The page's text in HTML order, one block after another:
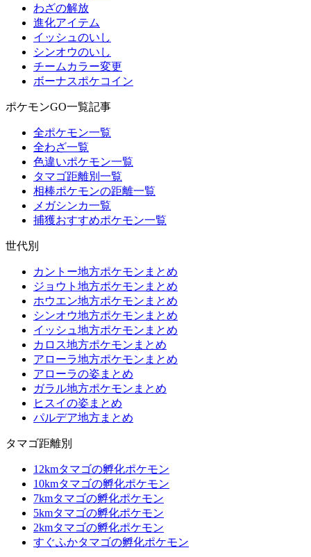
わざの解放
進化アイテム
イッシュのいし
シンオウのいし
チームカラー変更
ボーナスポケコイン
ポケモンGO一覧記事
全ポケモン一覧
全わざ一覧
色違いポケモン一覧
タマゴ距離別一覧
相棒ポケモンの距離一覧
メガシンカ一覧
捕獲おすすめポケモン一覧
世代別
カントー地方ポケモンまとめ
ジョウト地方ポケモンまとめ
ホウエン地方ポケモンまとめ
シンオウ地方ポケモンまとめ
イッシュ地方ポケモンまとめ
カロス地方ポケモンまとめ
アローラ地方ポケモンまとめ
アローラの姿まとめ
ガラル地方ポケモンまとめ
ヒスイの姿まとめ
パルデア地方まとめ
タマゴ距離別
12kmタマゴの孵化ポケモン
10kmタマゴの孵化ポケモン
7kmタマゴの孵化ポケモン
5kmタマゴの孵化ポケモン
2kmタマゴの孵化ポケモン
すぐふかタマゴの孵化ポケモン